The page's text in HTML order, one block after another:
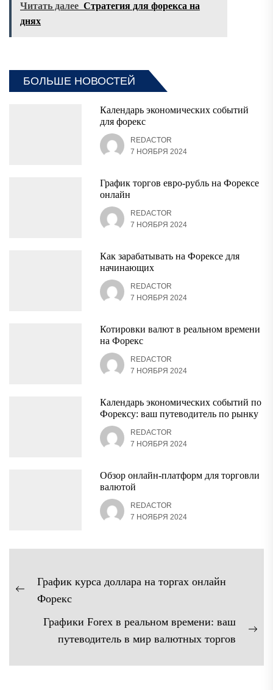
Читать далее Стратегия для форекса на
днях
БОЛЬШЕ НОВОСТЕЙ
Календарь экономических событий
для форекс
REDACTOR
7 НОЯБРЯ 2024
График торгов евро-рубль на Форексе
онлайн
REDACTOR
7 НОЯБРЯ 2024
Как зарабатывать на Форексе для
начинающих
REDACTOR
7 НОЯБРЯ 2024
Котировки валют в реальном времени
на Форекс
REDACTOR
7 НОЯБРЯ 2024
Календарь экономических событий по
Форексу: ваш путеводитель по рынку
REDACTOR
7 НОЯБРЯ 2024
Обзор онлайн-платформ для торговли
валютой
REDACTOR
7 НОЯБРЯ 2024
Навигация
по
записям
Предыдущая
График курса доллара на торгах онлайн
Форекс
Графики Forex в реальном времени: ваш
путеводитель в мир валютных торгов